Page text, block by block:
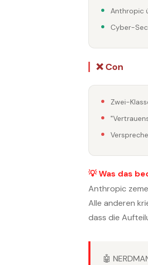
Anthropic
Cyber-
❌ Con
Zwei-
💡 Was das
Anthropic
Alle anderen
dass die
🤖